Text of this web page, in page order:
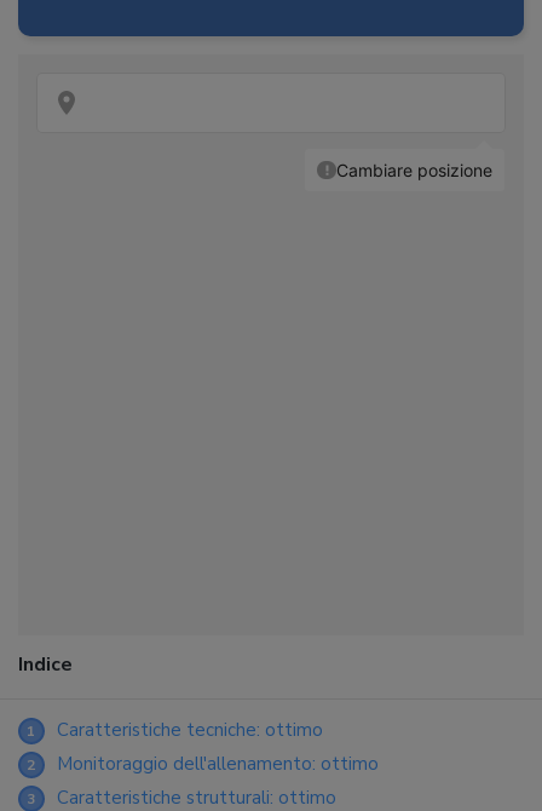
Indice
1 Caratteristiche tecniche: ottimo
2 Monitoraggio dell'allenamento: ottimo
3 Caratteristiche strutturali: ottimo